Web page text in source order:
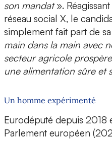
son mandat».
réseau social X, le
simplement fait part de
main dans la main avec
secteur agricole
une alimentation sûre et
Un homme expérimenté
Eurodéputé depuis 2018
Parlement européen